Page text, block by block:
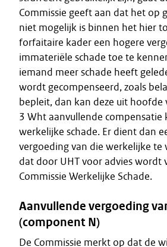
Commissie geeft aan dat het op
niet mogelijk is binnen het hier
forfaitaire kader een hogere
immateriële schade toe te
iemand meer schade heeft
wordt gecompenseerd, zoals
bepleit, dan kan deze uit hoofde
3 Wht aanvullende compensatie
werkelijke schade. Er dient dan
vergoeding van die werkelijke te
dat door UHT voor advies wordt
Commissie Werkelijke Schade.
Aanvullende vergoeding
(component N)
De Commissie merkt op dat de